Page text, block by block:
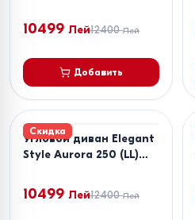
10499 Лей12400 Лей
Добавить
Скидка
Угловой диван Elegant
Style Aurora 250 (LL)
10499 Лей12400 Лей